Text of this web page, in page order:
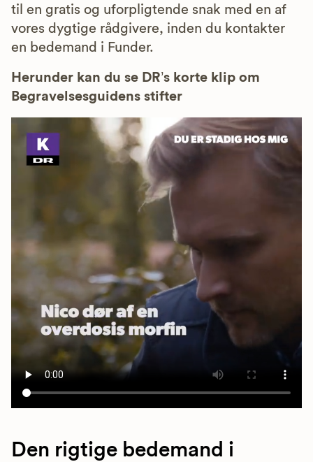
til en gratis og uforpligtende snak med en af
vores dygtige rådgivere, inden du kontakter
en bedemand i Funder.
Herunder kan du se DR’s korte klip om
Begravelsesguidens stifter
Den rigtige bedemand i